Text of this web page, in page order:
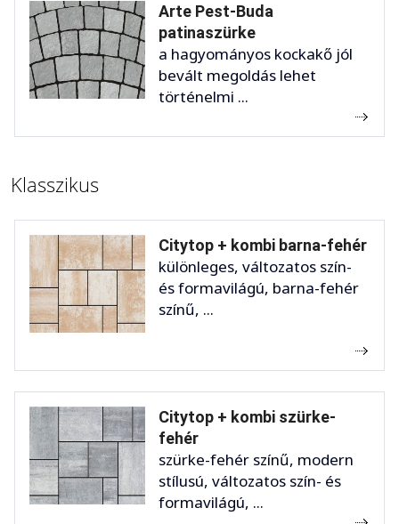
Arte Pest-Buda
patinaszürke
a hagyományos kockakő jól
bevált megoldás lehet
történelmi ...
Klasszikus
Citytop + kombi barna-fehér
különleges, változatos szín-
és formavilágú, barna-fehér
színű, ...
Citytop + kombi szürke-
fehér
szürke-fehér színű, modern
stílusú, változatos szín- és
formavilágú, ...